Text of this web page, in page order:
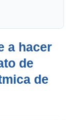
a hacer
de
de